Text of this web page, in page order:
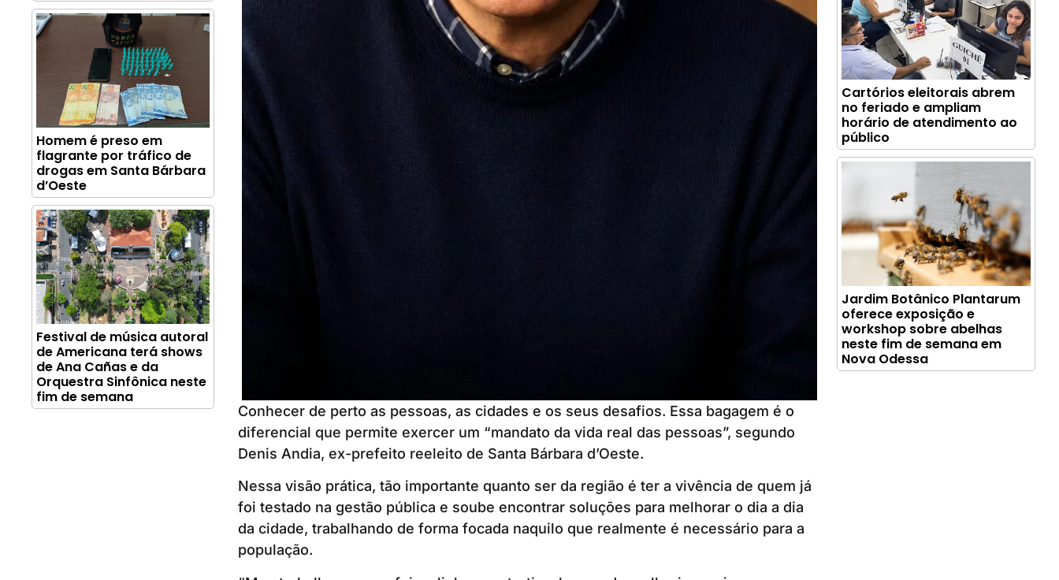
Homem é preso em
flagrante por tráfico de
drogas em Santa Bárbara
d’Oeste
Festival de música autoral
de Americana terá shows
de Ana Cañas e da
Orquestra Sinfônica neste
fim de semana
Conhecer de perto as pessoas, as cidades e os seus desafios. Essa bagagem é o
diferencial que permite exercer um “mandato da vida real das pessoas”, segundo
Denis Andia, ex-prefeito reeleito de Santa Bárbara d’Oeste.
Nessa visão prática, tão importante quanto ser da região é ter a vivência de quem já
foi testado na gestão pública e soube encontrar soluções para melhorar o dia a dia
da cidade, trabalhando de forma focada naquilo que realmente é necessário para a
população.
Cartórios eleitorais abrem
no feriado e ampliam
horário de atendimento ao
público
Jardim Botânico Plantarum
oferece exposição e
workshop sobre abelhas
neste fim de semana em
Nova Odessa